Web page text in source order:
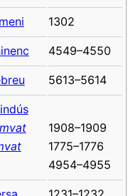
1302
4549–4550
5613–5614
1908–1909
1775–1776
4954–4955